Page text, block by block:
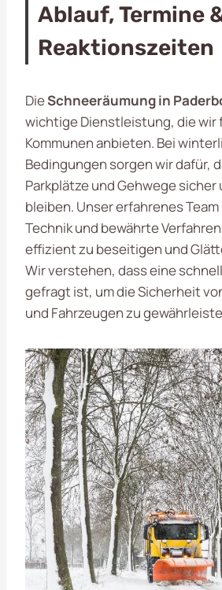
Ablauf, Termine
Reaktionszeiten
DieSchneeräumung in
wichtige Dienstleistung, die wir
Kommunen anbieten. Bei
Bedingungen sorgen wir dafür,
Parkplätze und Gehwege sicher
bleiben. Unser erfahrenes
Technik und bewährte
effizient zu beseitigen und
Wir verstehen, dass eine
gefragt ist, um die Sicherheit
und Fahrzeugen zu